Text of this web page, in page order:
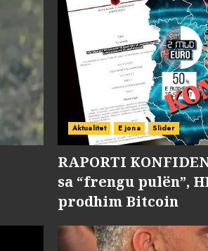
Aktualitet E jona Slider
RAPORTI
sa “frengu pulën”,
prodhim Bitcoin